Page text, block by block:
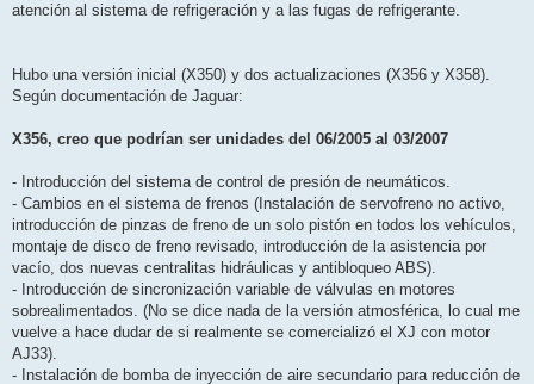
atención al sistema de refrigeración y a las fugas de refrigerante.
Hubo una versión inicial (X350) y dos actualizaciones (X356 y X358).
Según documentación de Jaguar:
X356, creo que podrían ser unidades del 06/2005 al 03/2007
- Introducción del sistema de control de presión de neumáticos.
- Cambios en el sistema de frenos (Instalación de servofreno no activo,
introducción de pinzas de freno de un solo pistón en todos los vehículos,
montaje de disco de freno revisado, introducción de la asistencia por
vacío, dos nuevas centralitas hidráulicas y antibloqueo ABS).
- Introducción de sincronización variable de válvulas en motores
sobrealimentados. (No se dice nada de la versión atmosférica, lo cual me
vuelve a hace dudar de si realmente se comercializó el XJ con motor
AJ33).
- Instalación de bomba de inyección de aire secundario para reducción de